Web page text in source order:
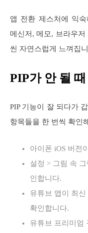
앱 전환 제스처에 익
메신저, 메모, 브라우
씬 자연스럽게 느껴집
PIP가 안 될
PIP 기능이 잘 되다가
항목들을 한 번씩 확인
아이폰 iOS 버전
설정 > 그림 속
인합니다.
유튜브 앱이 최
확인합니다.
유튜브 프리미엄